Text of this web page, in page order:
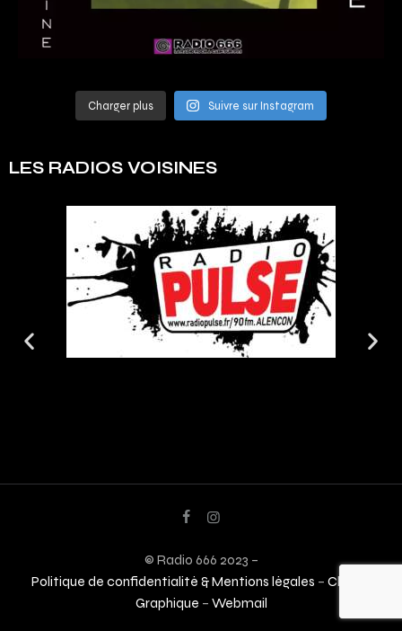
Charger plus Suivre sur Instagram
LES RADIOS VOISINES
© Radio 666 2023 –
Politique de confidentialité & Mentions légales – Charte
Graphique – Webmail